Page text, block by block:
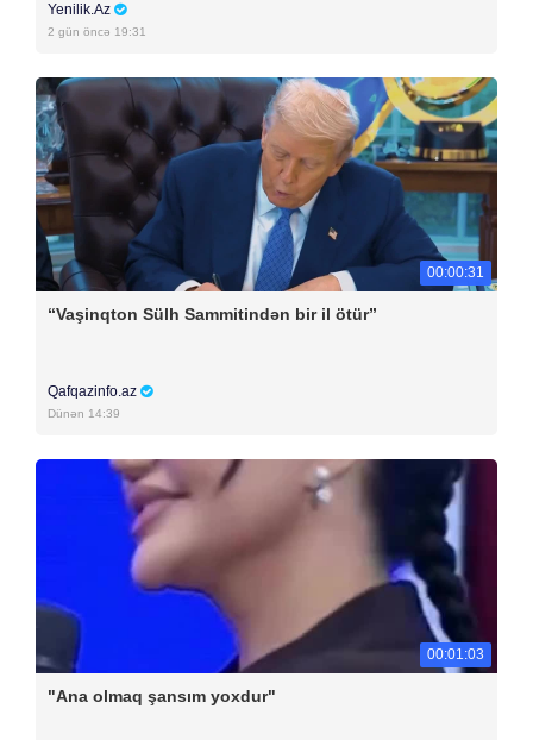
Yenilik.Az
2 gün öncə 19:31
00:00:31
“Vaşinqton Sülh Sammitindən bir il ötür”
Qafqazinfo.az
Dünən 14:39
00:01:03
"Ana olmaq şansım yoxdur"